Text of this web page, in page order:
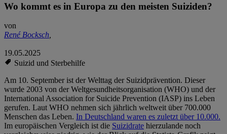
Wo kommt es in Europa zu den meisten Suiziden?
von
René Bocksch,
19.05.2025
Suizid und Sterbehilfe
Am 10. September ist der Welttag der Suizidprävention. Dieser
wurde 2003 von der Weltgesundheitsorganisation (WHO) und der
International Association for Suicide Prevention (IASP) ins Leben
gerufen. Laut WHO nehmen sich jährlich weltweit über 700.000
Menschen das Leben. In Deutschland waren es zuletzt über 10.000.
Im europäischen Vergleich ist die Suizidrate hierzulande noch